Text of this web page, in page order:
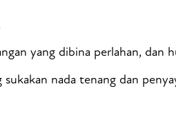
yang dibina perlahan, dan
sukakan nada tenang dan